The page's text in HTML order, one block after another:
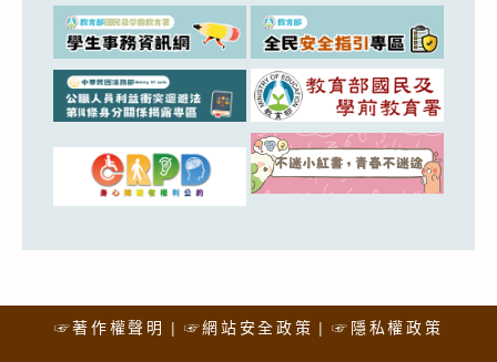
☞著作權聲明 ☞網站安全政策 ☞隱私權政策